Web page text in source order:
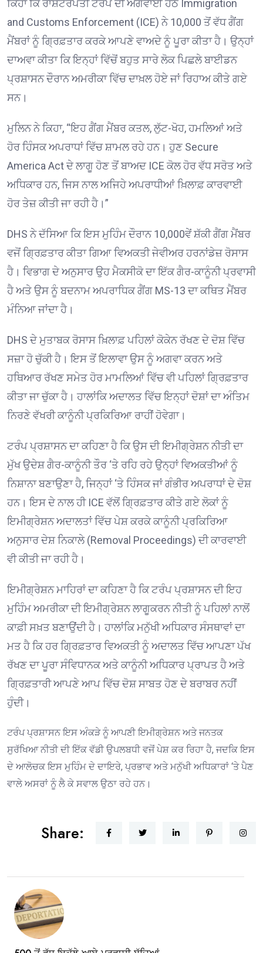
ਕਿਹਾ ਕਿ ਰਾਸ਼ਟਰਪਤੀ ਟਰੰਪ ਦੀ ਅਗਵਾਈ ਹੇਠ Immigration
and Customs Enforcement (ICE) ਨੇ 10,000 ਤੋਂ ਵੱਧ ਗੈਂਗ
ਮੈਂਬਰਾਂ ਨੂੰ ਗ੍ਰਿਫ਼ਤਾਰ ਕਰਕੇ ਆਪਣੇ ਵਾਅਦੇ ਨੂੰ ਪੂਰਾ ਕੀਤਾ ਹੈ। ਉਨ੍ਹਾਂ
ਦਾਅਵਾ ਕੀਤਾ ਕਿ ਇਨ੍ਹਾਂ ਵਿੱਚੋਂ ਬਹੁਤ ਸਾਰੇ ਲੋਕ ਪਿਛਲੇ ਬਾਈਡਨ
ਪ੍ਰਸ਼ਾਸਨ ਦੌਰਾਨ ਅਮਰੀਕਾ ਵਿੱਚ ਦਾਖ਼ਲ ਹੋਏ ਜਾਂ ਰਿਹਾਅ ਕੀਤੇ ਗਏ
ਸਨ।
ਮੁਲਿਨ ਨੇ ਕਿਹਾ, “ਇਹ ਗੈਂਗ ਮੈਂਬਰ ਕਤਲ, ਲੁੱਟ-ਖੋਹ, ਹਮਲਿਆਂ ਅਤੇ
ਹੋਰ ਹਿੰਸਕ ਅਪਰਾਧਾਂ ਵਿੱਚ ਸ਼ਾਮਲ ਰਹੇ ਹਨ। ਹੁਣ Secure
America Act ਦੇ ਲਾਗੂ ਹੋਣ ਤੋਂ ਬਾਅਦ ICE ਕੋਲ ਹੋਰ ਵੱਧ ਸਰੋਤ ਅਤੇ
ਅਧਿਕਾਰ ਹਨ, ਜਿਸ ਨਾਲ ਅਜਿਹੇ ਅਪਰਾਧੀਆਂ ਖ਼ਿਲਾਫ਼ ਕਾਰਵਾਈ
ਹੋਰ ਤੇਜ਼ ਕੀਤੀ ਜਾ ਰਹੀ ਹੈ।”
DHS ਨੇ ਦੱਸਿਆ ਕਿ ਇਸ ਮੁਹਿੰਮ ਦੌਰਾਨ 10,000ਵੇਂ ਸ਼ੱਕੀ ਗੈਂਗ ਮੈਂਬਰ
ਵਜੋਂ ਗ੍ਰਿਫ਼ਤਾਰ ਕੀਤਾ ਗਿਆ ਵਿਅਕਤੀ ਜੇਵੀਅਰ ਹਰਨਾਂਡੇਜ਼ ਰੋਸਾਸ
ਹੈ। ਵਿਭਾਗ ਦੇ ਅਨੁਸਾਰ ਉਹ ਮੈਕਸੀਕੋ ਦਾ ਇੱਕ ਗੈਰ-ਕਾਨੂੰਨੀ ਪ੍ਰਵਾਸੀ
ਹੈ ਅਤੇ ਉਸ ਨੂੰ ਬਦਨਾਮ ਅਪਰਾਧਿਕ ਗੈਂਗ MS-13 ਦਾ ਕਥਿਤ ਮੈਂਬਰ
ਮੰਨਿਆ ਜਾਂਦਾ ਹੈ।
DHS ਦੇ ਮੁਤਾਬਕ ਰੋਸਾਸ ਖ਼ਿਲਾਫ਼ ਪਹਿਲਾਂ ਕੋਕੇਨ ਰੱਖਣ ਦੇ ਦੋਸ਼ ਵਿੱਚ
ਸਜ਼ਾ ਹੋ ਚੁੱਕੀ ਹੈ। ਇਸ ਤੋਂ ਇਲਾਵਾ ਉਸ ਨੂੰ ਅਗਵਾ ਕਰਨ ਅਤੇ
ਹਥਿਆਰ ਰੱਖਣ ਸਮੇਤ ਹੋਰ ਮਾਮਲਿਆਂ ਵਿੱਚ ਵੀ ਪਹਿਲਾਂ ਗ੍ਰਿਫ਼ਤਾਰ
ਕੀਤਾ ਜਾ ਚੁੱਕਾ ਹੈ। ਹਾਲਾਂਕਿ ਅਦਾਲਤ ਵਿੱਚ ਇਨ੍ਹਾਂ ਦੋਸ਼ਾਂ ਦਾ ਅੰਤਿਮ
ਨਿਰਣੇ ਵੱਖਰੀ ਕਾਨੂੰਨੀ ਪ੍ਰਕਿਰਿਆ ਰਾਹੀਂ ਹੋਵੇਗਾ।
ਟਰੰਪ ਪ੍ਰਸ਼ਾਸਨ ਦਾ ਕਹਿਣਾ ਹੈ ਕਿ ਉਸ ਦੀ ਇਮੀਗ੍ਰੇਸ਼ਨ ਨੀਤੀ ਦਾ
ਮੁੱਖ ਉਦੇਸ਼ ਗੈਰ-ਕਾਨੂੰਨੀ ਤੌਰ ‘ਤੇ ਰਹਿ ਰਹੇ ਉਨ੍ਹਾਂ ਵਿਅਕਤੀਆਂ ਨੂੰ
ਨਿਸ਼ਾਨਾ ਬਣਾਉਣਾ ਹੈ, ਜਿਨ੍ਹਾਂ ‘ਤੇ ਹਿੰਸਕ ਜਾਂ ਗੰਭੀਰ ਅਪਰਾਧਾਂ ਦੇ ਦੋਸ਼
ਹਨ। ਇਸ ਦੇ ਨਾਲ ਹੀ ICE ਵੱਲੋਂ ਗ੍ਰਿਫ਼ਤਾਰ ਕੀਤੇ ਗਏ ਲੋਕਾਂ ਨੂੰ
ਇਮੀਗ੍ਰੇਸ਼ਨ ਅਦਾਲਤਾਂ ਵਿੱਚ ਪੇਸ਼ ਕਰਕੇ ਕਾਨੂੰਨੀ ਪ੍ਰਕਿਰਿਆ
ਅਨੁਸਾਰ ਦੇਸ਼ ਨਿਕਾਲੇ (Removal Proceedings) ਦੀ ਕਾਰਵਾਈ
ਵੀ ਕੀਤੀ ਜਾ ਰਹੀ ਹੈ।
ਇਮੀਗ੍ਰੇਸ਼ਨ ਮਾਹਿਰਾਂ ਦਾ ਕਹਿਣਾ ਹੈ ਕਿ ਟਰੰਪ ਪ੍ਰਸ਼ਾਸਨ ਦੀ ਇਹ
ਮੁਹਿੰਮ ਅਮਰੀਕਾ ਦੀ ਇਮੀਗ੍ਰੇਸ਼ਨ ਲਾਗੂਕਰਨ ਨੀਤੀ ਨੂੰ ਪਹਿਲਾਂ ਨਾਲੋਂ
ਕਾਫ਼ੀ ਸਖ਼ਤ ਬਣਾਉਂਦੀ ਹੈ। ਹਾਲਾਂਕਿ ਮਨੁੱਖੀ ਅਧਿਕਾਰ ਸੰਸਥਾਵਾਂ ਦਾ
ਮਤ ਹੈ ਕਿ ਹਰ ਗ੍ਰਿਫ਼ਤਾਰ ਵਿਅਕਤੀ ਨੂੰ ਅਦਾਲਤ ਵਿੱਚ ਆਪਣਾ ਪੱਖ
ਰੱਖਣ ਦਾ ਪੂਰਾ ਸੰਵਿਧਾਨਕ ਅਤੇ ਕਾਨੂੰਨੀ ਅਧਿਕਾਰ ਪ੍ਰਾਪਤ ਹੈ ਅਤੇ
ਗ੍ਰਿਫ਼ਤਾਰੀ ਆਪਣੇ ਆਪ ਵਿੱਚ ਦੋਸ਼ ਸਾਬਤ ਹੋਣ ਦੇ ਬਰਾਬਰ ਨਹੀਂ
ਹੁੰਦੀ।
ਟਰੰਪ ਪ੍ਰਸ਼ਾਸਨ ਇਸ ਅੰਕੜੇ ਨੂੰ ਆਪਣੀ ਇਮੀਗ੍ਰੇਸ਼ਨ ਅਤੇ ਜਨਤਕ
ਸੁਰੱਖਿਆ ਨੀਤੀ ਦੀ ਇੱਕ ਵੱਡੀ ਉਪਲਬਧੀ ਵਜੋਂ ਪੇਸ਼ ਕਰ ਰਿਹਾ ਹੈ, ਜਦਕਿ ਇਸ
ਦੇ ਆਲੋਚਕ ਇਸ ਮੁਹਿੰਮ ਦੇ ਦਾਇਰੇ, ਪ੍ਰਭਾਵ ਅਤੇ ਮਨੁੱਖੀ ਅਧਿਕਾਰਾਂ ‘ਤੇ ਪੈਣ
ਵਾਲੇ ਅਸਰਾਂ ਨੂੰ ਲੈ ਕੇ ਸਵਾਲ ਉਠਾ ਰਹੇ ਹਨ।
Share: